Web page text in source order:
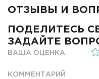
ОТЗЫВЫ И
ПОДЕЛИТЕСЬ
ЗАДАЙТЕ
ВАША ОЦЕНКА
КОММЕНТАРИЙ